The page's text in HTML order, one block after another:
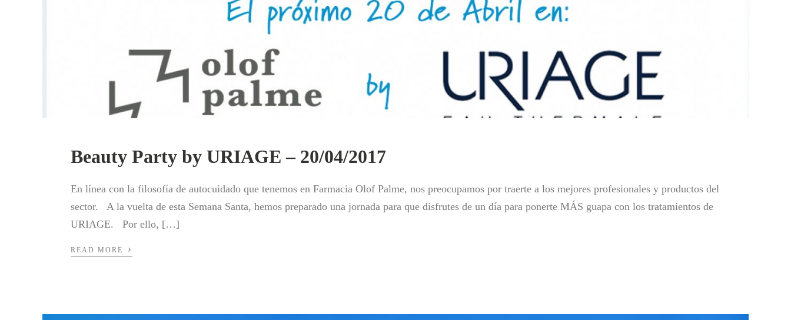
Beauty Party by URIAGE – 20/04/2017
En línea con la filosofía de autocuidado que tenemos en Farmacia Olof Palme, nos preocupamos por traerte a los mejores profesionales y productos del
sector. A la vuelta de esta Semana Santa, hemos preparado una jornada para que disfrutes de un día para ponerte MÁS guapa con los tratamientos de
URIAGE. Por ello, […]
READ MORE ›